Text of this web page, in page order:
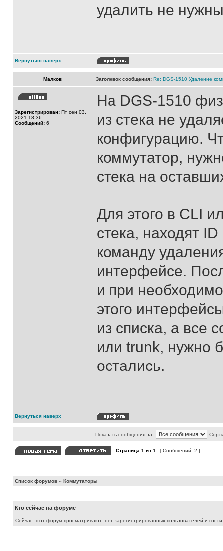
удалить не
Вернуться наверх
Малков Заголовок сообщения: Re: DGS-1510 Удаление
Зарегистрирован: Пт сен 03,
2021 18:36
Сообщений: 6
На DGS-1510
из стека не
конфигурацию.
коммутатор,
стека на
Для этого в CLI
стека, находят
команду
интерфейсе.
и при
этого
из списка, а все
или trunk, нужно
остались.
Вернуться наверх
Показать сообщения за:
Страница 1 из 1 [ Сообщений: 2 ]
Список форумов » Коммутаторы
Кто сейчас на форуме
Сейчас этот форум просматривают: нет зарегистрированных пользователей и